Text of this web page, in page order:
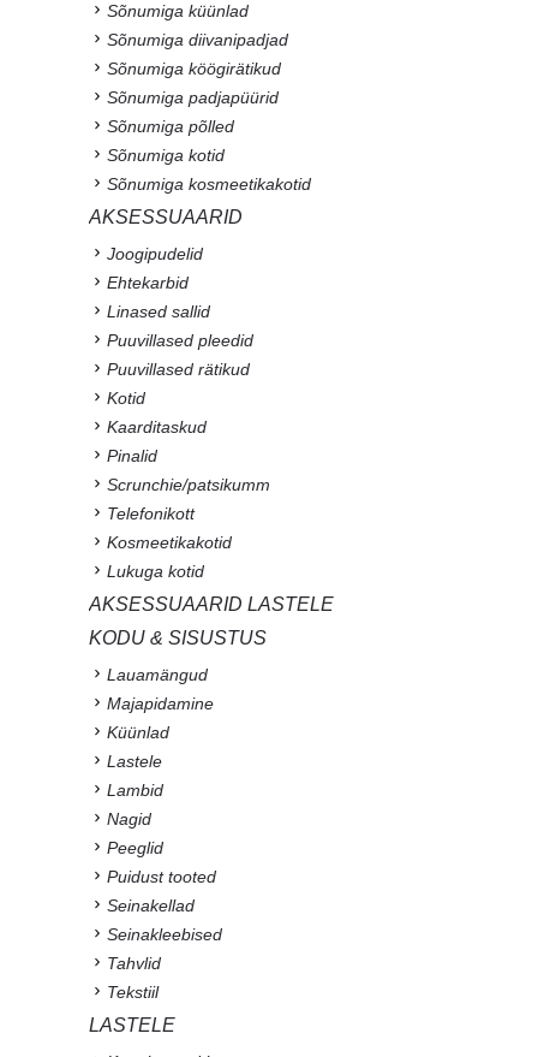
Sõnumiga küünlad
Sõnumiga diivanipadjad
Sõnumiga köögirätikud
Sõnumiga padjapüürid
Sõnumiga põlled
Sõnumiga kotid
Sõnumiga kosmeetikakotid
AKSESSUAARID
Joogipudelid
Ehtekarbid
Linased sallid
Puuvillased pleedid
Puuvillased rätikud
Kotid
Kaarditaskud
Pinalid
Scrunchie/patsikumm
Telefonikott
Kosmeetikakotid
Lukuga kotid
AKSESSUAARID LASTELE
KODU & SISUSTUS
Lauamängud
Majapidamine
Küünlad
Lastele
Lambid
Nagid
Peeglid
Puidust tooted
Seinakellad
Seinakleebised
Tahvlid
Tekstiil
LASTELE